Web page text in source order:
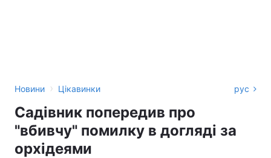
Новини › Цікавинки рус
Садівник попередив про
"вбивчу" помилку в догляді за
орхідеями